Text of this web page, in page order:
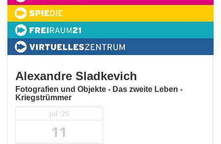
Alexandre Sladkevich
Fotografien und Objekte - Das zweite Leben -
Kriegstrümmer
Jul '25
11